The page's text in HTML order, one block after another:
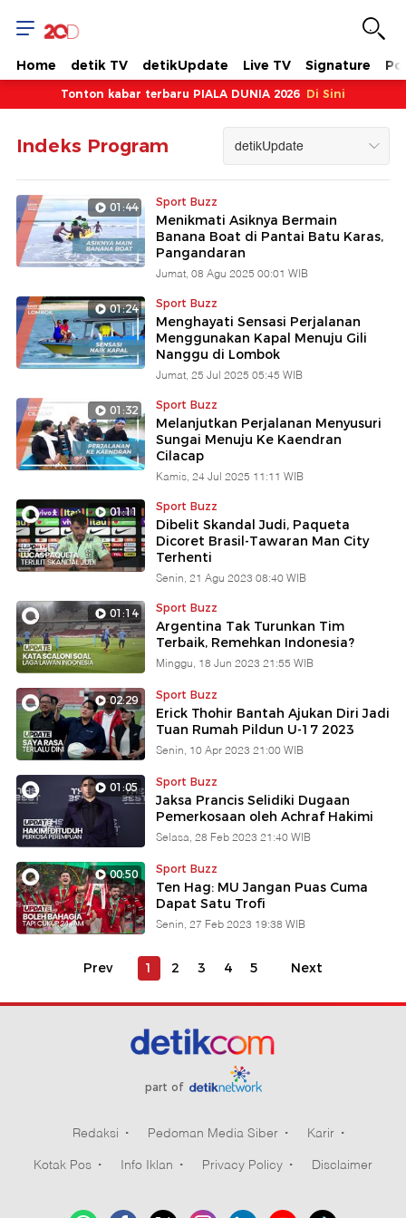
Kumpulan
Program
Video
Berita
&
Livestreaming-
20detik
OTT
News
P
Home detik TV detikUpdate Live TV Signature
Tonton kabar terbaru PIALA DUNIA 2026 Di Sini
Indeks Program
01:44 Sport Buzz
Menikmati Asiknya Bermain
Banana Boat di Pantai Batu Karas,
Pangandaran
Jumat, 08 Agu 2025 00:01 WIB
01:24 Sport Buzz
Menghayati Sensasi Perjalanan
Menggunakan Kapal Menuju Gili
Nanggu di Lombok
Jumat, 25 Jul 2025 05:45 WIB
01:32 Sport Buzz
Melanjutkan Perjalanan Menyusuri
Sungai Menuju Ke Kaendran
Cilacap
Kamis, 24 Jul 2025 11:11 WIB
01:11 Sport Buzz
Dibelit Skandal Judi, Paqueta
Dicoret Brasil-Tawaran Man City
Terhenti
Senin, 21 Agu 2023 08:40 WIB
01:14 Sport Buzz
Argentina Tak Turunkan Tim
Terbaik, Remehkan Indonesia?
Minggu, 18 Jun 2023 21:55 WIB
02:29 Sport Buzz
Erick Thohir Bantah Ajukan Diri Jadi
Tuan Rumah Pildun U-17 2023
Senin, 10 Apr 2023 21:00 WIB
01:05 Sport Buzz
Jaksa Prancis Selidiki Dugaan
Pemerkosaan oleh Achraf Hakimi
Selasa, 28 Feb 2023 21:40 WIB
00:50 Sport Buzz
Ten Hag: MU Jangan Puas Cuma
Dapat Satu Trofi
Senin, 27 Feb 2023 19:38 WIB
Prev 1 2 3 4 5 Next
part of
Redaksi Pedoman Media Siber
Karir
Kotak Pos
Info Iklan Privacy Policy Disclaimer